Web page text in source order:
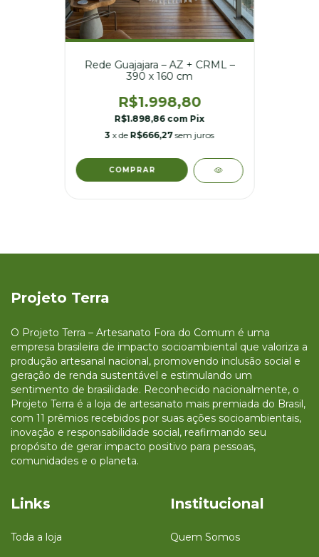
Rede Guajajara – AZ + CRML –
390 x 160 cm
R$1.998,80
R$1.898,86 com Pix
3 x de R$666,27 sem juros
Projeto Terra
O Projeto Terra – Artesanato Fora do Comum é uma
empresa brasileira de impacto socioambiental que valoriza a
produção artesanal nacional, promovendo inclusão social e
geração de renda sustentável e estimulando um
sentimento de brasilidade. Reconhecido nacionalmente, o
Projeto Terra é a loja de artesanato mais premiada do Brasil,
com 11 prêmios recebidos por suas ações socioambientais,
inovação e responsabilidade social, reafirmando seu
propósito de gerar impacto positivo para pessoas,
comunidades e o planeta.
Links
Toda a loja
Institucional
Quem Somos